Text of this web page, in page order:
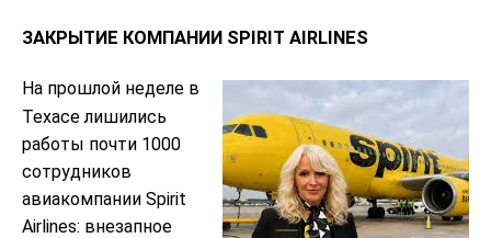
ЗАКРЫТИЕ КОМПАНИИ SPIRIT AIRLINES
На прошлой неделе в
Техасе лишились
работы почти 1000
сотрудников
авиакомпании Spirit
Airlines: внезапное